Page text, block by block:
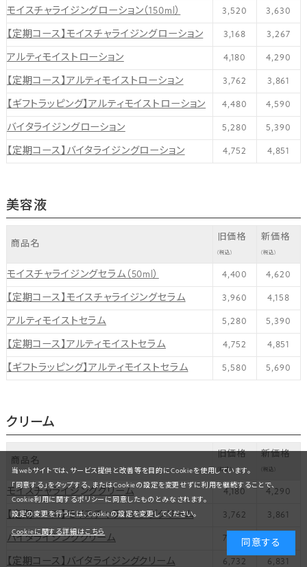
モイスチャライジングローション（150ml） 3,520 3,630
【定期コース】モイスチャライジングローション 3,168 3,267
アルティモイストローション 4,180 4,290
【定期コース】アルティモイストローション 3,762 3,861
【ギフトラッピング】アルティモイストローション 4,480 4,590
バイタライジングローション 5,280 5,390
【定期コース】バイタライジングローション 4,752 4,851
美容液
商品名
旧価格
(税込)
新価格
(税込)
モイスチャライジングセラム（50ml） 4,400 4,620
【定期コース】モイスチャライジングセラム 3,960 4,158
アルティモイストセラム 5,280 5,390
【定期コース】アルティモイストセラム 4,752 4,851
【ギフトラッピング】アルティモイストセラム 5,580 5,690
クリーム
商品名
旧価格
(税込)
新価格
(税込)
モイスチャライジングクリーム 4,180 4,290
【定期コース】モイスチャライジングクリーム 3,762 3,861
バイタライジングクリーム 7,480 7,590
【定期コース】バイタライジングクリーム 6,732 6,831
当webサイトでは、サービス提供と改善等を目的にCookieを使用しています。
「同意する」をタップする、またはCookieの設定を変更せずに利用を継続することで、
Cookie利用に関するポリシーに同意したものとみなされます。
設定の変更を行うには、Cookieの設定を変更してください。
Cookieに関する詳細はこちら
同意する